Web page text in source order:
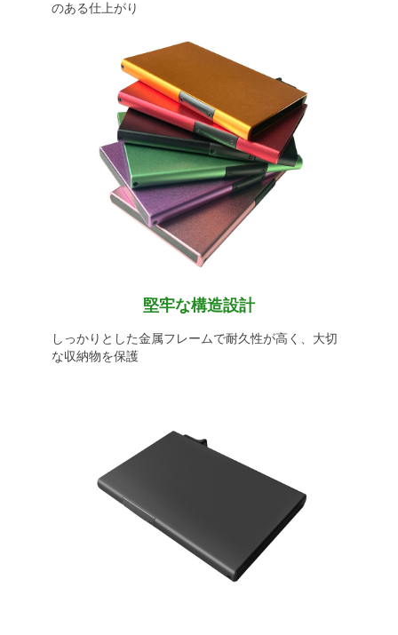
のある仕上がり
堅牢な構造設計
しっかりとした金属フレームで耐久性が高く、大切
な収納物を保護